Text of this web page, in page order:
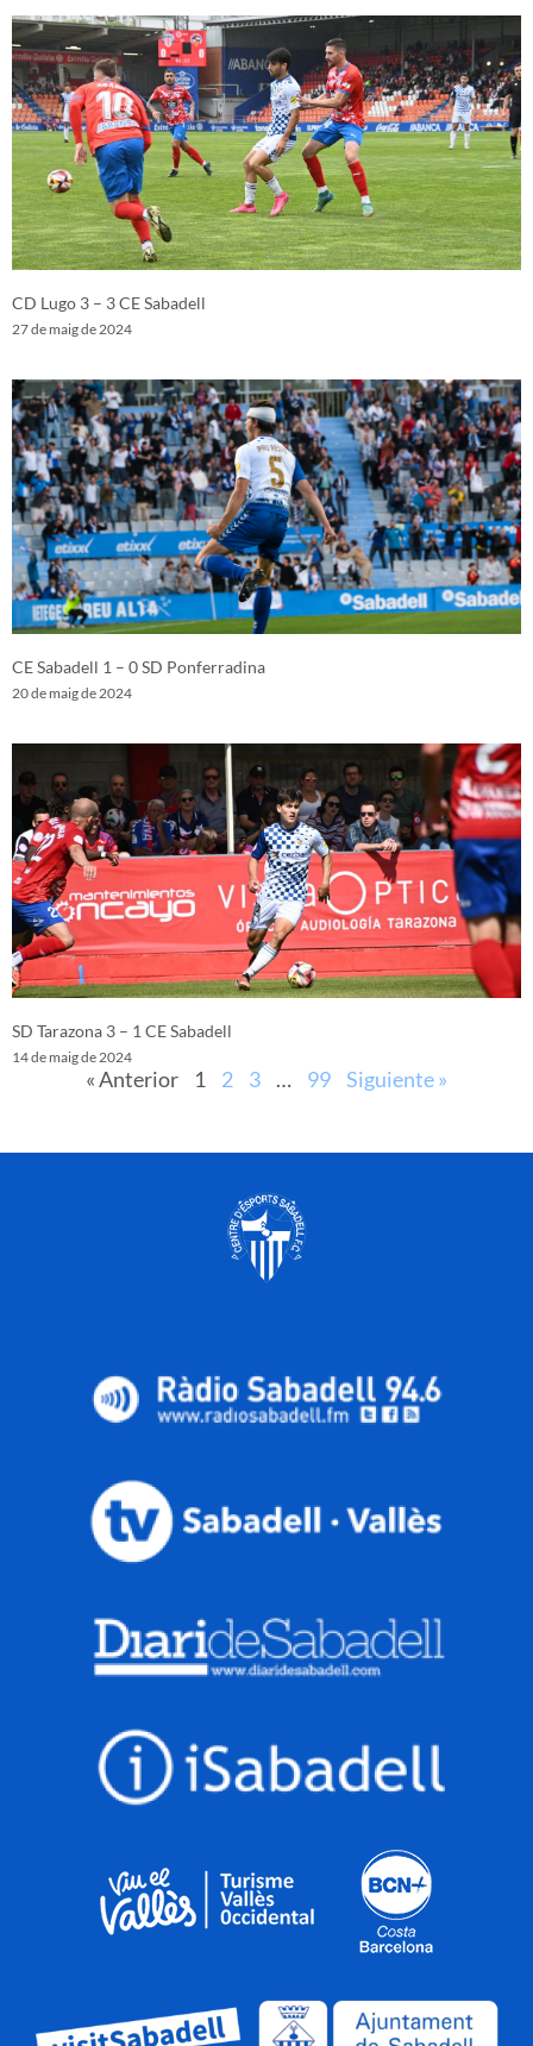
CD Lugo 3 – 3 CE Sabadell
27 de maig de 2024
CE Sabadell 1 – 0 SD Ponferradina
20 de maig de 2024
SD Tarazona 3 – 1 CE Sabadell
14 de maig de 2024
« Anterior 1 2 3 … 99 Siguiente »